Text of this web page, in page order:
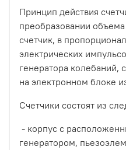
Принцип действия
преобразовании
счетчик, в
электрических
генератора
на электронном блоке
Счетчики состоят из
- корпус с
генератором,